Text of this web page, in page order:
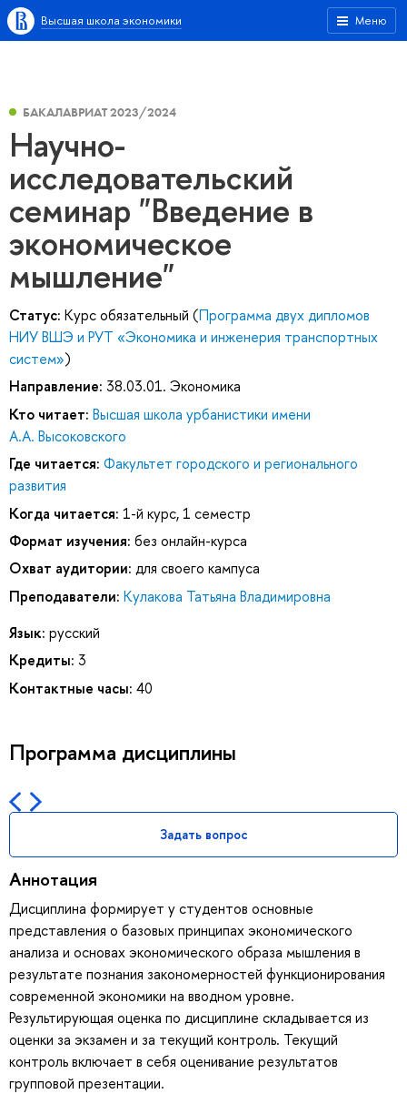
Меню
Высшая школа экономики
БАКАЛАВРИАТ 2023/2024
Научно-
исследовательский
семинар "Введение в
экономическое
мышление"
Статус: Курс обязательный (Программа двух дипломов
НИУ ВШЭ и РУТ «Экономика и инженерия транспортных
систем»)
Направление: 38.03.01. Экономика
Кто читает: Высшая школа урбанистики имени
А.А. Высоковского
Где читается: Факультет городского и регионального
развития
Когда читается: 1-й курс, 1 семестр
Формат изучения: без онлайн-курса
Охват аудитории: для своего кампуса
Преподаватели: Кулакова Татьяна Владимировна
Язык: русский
Кредиты: 3
Контактные часы: 40
Программа дисциплины
Задать вопрос
Аннотация
Дисциплина формирует у студентов основные
представления о базовых принципах экономического
анализа и основах экономического образа мышления в
результате познания закономерностей функционирования
современной экономики на вводном уровне.
Результирующая оценка по дисциплине складывается из
оценки за экзамен и за текущий контроль. Текущий
контроль включает в себя оценивание результатов
групповой презентации.